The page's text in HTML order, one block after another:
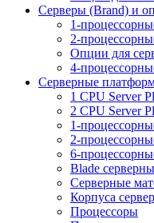
Серверы (Brand) и
1-
2-
Опции для
4-
Серверные
1 CPU Server
2 CPU Server
1-
2-
6-
Blade
Серверные
Корпуса
Процессоры